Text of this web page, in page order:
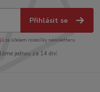
Přihlásit se
za účelem rozesílky newsletteru.
jednou za 14 dní.